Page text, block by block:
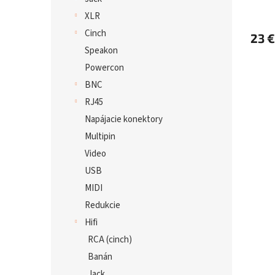
XLR
Cinch
Speakon
Powercon
BNC
RJ45
Napájacie konektory
Multipin
Video
USB
MIDI
Redukcie
Hifi
RCA (cinch)
Banán
23 €